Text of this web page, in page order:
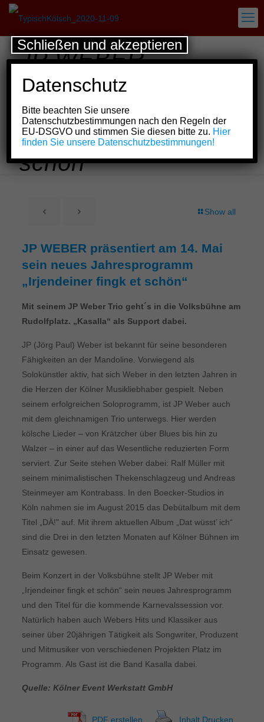
JP WEBER
präsentiert am 14.
Mai sein neues
Jahresprogramm
„Irjendeiner fingk et
schön“
Show all
JP WEBER präsentiert am 14. Mai
sein neues Jahresprogramm
„Irjendeiner fingk et schön“
Mit seinem JP Weber Trio geht´s in die Volksbühne am
Rudolfplatz. „Kasalla“ als Support dabei.
JP (Jörg Paul) Weber ist bekannt für seine besonderen
Fähigkeiten an der Mandoline. Vorwiegend als
Solokünstler aktiv, hat sich Weber in den letzten Jahren in
die Herzen der Kölner Musikliebhaber gespielt. Neben
seinem erfolgreichen Soloprogramm, ist JP Weber auch
mit dem gleichnamigen Trio unterwegs. Hier werden
kölsche Lieder – von Krätzcher über Blues bis hin zu
Walzer – in einer auf das Wesentliche reduzierten Form
serviert. Zur Seite stehen Weber dabei: Ralf Müller mit
seinem minimalistischen Thekenschlagzeug und Andreas
Steinmeyer am Kontrabass. In den Boecker-Studios in
Köln nahmen sie im August 2015 das Debütalbum mit dem
Titel „DÄ!" auf. Mit ihrem aktuellen Album „Dat wüsst’ ich“
sind die Drei in den letzten Monaten auf Kölner Bühnen im
Einsatz gewesen.
Beim Konzert in der Volksbühne stellt JP Weber mit
„Irjendeiner fingk et schön“ sein neues Jahresprogramm
und den Titel für die kommende Karnevalssession vor.
Natürlich haben auch Webers Hits und Klassiker aus
seiner über 20jährigen Tätigkeit als Songwriter, Produzent
und Mitmusiker von verschiedenen Projekten Platz im
Programm. Als Gast ist die Band Kasalla dabei.
Quelle: Kölner Event Werkstatt GmbH
PDF erstellen Inhalt Drucken
Datenschutz
Bitte beachten Sie unsere
Datenschutzbestimmungen nach den Regeln der
EU-DSGVO und stimmen Sie diesen bitte zu. Hier
finden Sie unsere Datenschutzbestimmungen!
Schließen und akzeptieren